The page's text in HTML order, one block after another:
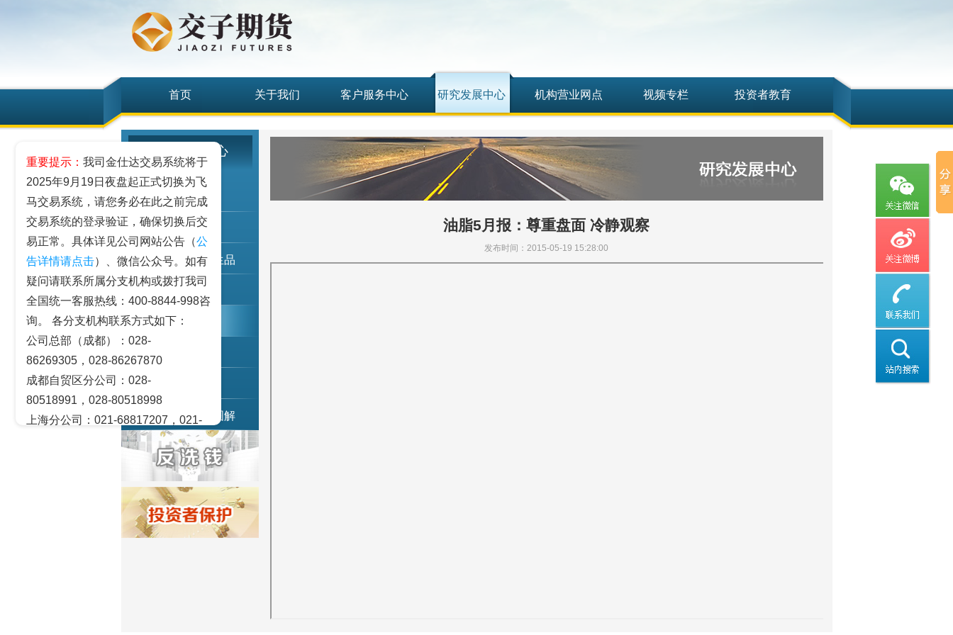
首页 关于我们 客户服务中心 研究发展中心 机构营业网点 视频专栏 投资者教育
研究发展中心
工业品
农业品
金融期货和衍生品
指数类期货
交易策论
宏观金融数据图解
油脂5月报：尊重盘面 冷静观察
发布时间：2015-05-19 15:28:00
重要提示： 我司金仕达交易系统将于
2025年9月19日夜盘起正式切换为飞
马交易系统，请您务必在此之前完成
交易系统的登录验证，确保切换后交
易正常。具体详见公司网站公告（公
告详情请点击）、微信公众号。如有
疑问请联系所属分支机构或拨打我司
全国统一客服热线：400-8844-998咨
询。 各分支机构联系方式如下：
公司总部（成都）：028-
86269305，028-86267870
成都自贸区分公司：028-
80518991，028-80518998
上海分公司：021-68817207，021-
北京营业部：010-65005128
广州营业部：020-28129909，020-
青岛营业部：0532-83101951、